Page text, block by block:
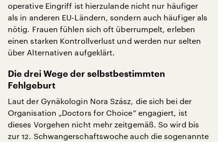
operative Eingriff ist hierzulande nicht nur häufiger
als in anderen EU-Ländern, sondern auch häufiger als
nötig. Frauen fühlen sich oft überrumpelt, erleben
einen starken Kontrollverlust und werden nur selten
über Alternativen aufgeklärt.
Die drei Wege der selbstbestimmten
Fehlgeburt
Laut der Gynäkologin Nora Szász, die sich bei der
Organisation „Doctors for Choice” engagiert, ist
dieses Vorgehen nicht mehr zeitgemäß. So wird bis
zur 12. Schwangerschaftswoche auch die sogenannte